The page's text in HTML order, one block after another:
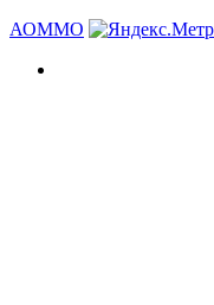
АОММО